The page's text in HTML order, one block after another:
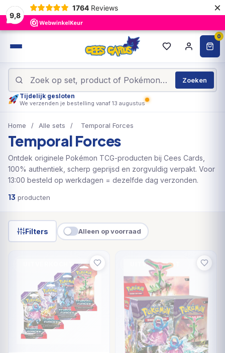
9,8
1764 Reviews ×
0
Zoeken
Tijdelijk gesloten
We verzenden je bestelling vanaf 13 augustus
Home / Alle sets / Temporal Forces
Temporal Forces
Ontdek originele Pokémon TCG-producten bij Cees Cards,
100% authentiek, scherp geprijsd en zorgvuldig verpakt. Voor
13:00 besteld op werkdagen = dezelfde dag verzonden.
13 producten
Filters Alleen op voorraad
UITVERKOCHT UITVERKOCHT